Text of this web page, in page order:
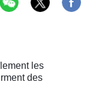
les
des